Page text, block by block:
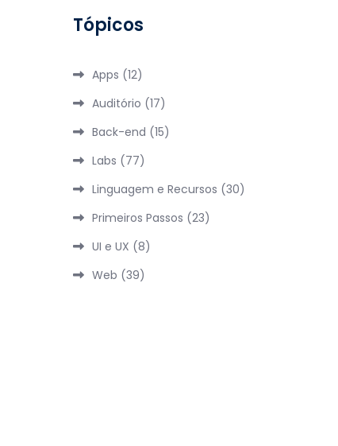
Tópicos
Apps (12)
Auditório (17)
Back-end (15)
Labs (77)
Linguagem e Recursos (30)
Primeiros Passos (23)
UI e UX (8)
Web (39)